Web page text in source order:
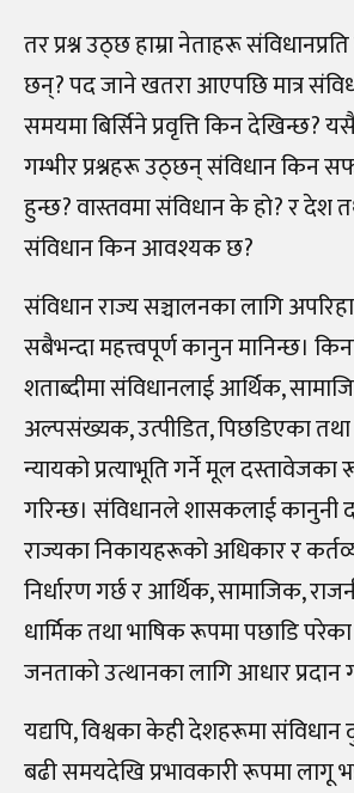
तर प्रश्न उठ्छ हाम्रा नेताहरू
छन्? पद जाने खतरा आएपछि मात्र
समयमा बिर्सिने प्रवृत्ति किन देखिन्छ?
गम्भीर प्रश्नहरू उठ्छन् संविधान
हुन्छ? वास्तवमा संविधान के हो? र देश
संविधान किन आवश्यक छ?
संविधान राज्य सञ्चालनका लागि
सबैभन्दा महत्त्वपूर्ण कानुन मानिन्छ।
शताब्दीमा संविधानलाई आर्थिक,
अल्पसंख्यक, उत्पीडित, पिछडिएका
न्यायको प्रत्याभूति गर्ने मूल
गरिन्छ। संविधानले शासकलाई कानुनी
राज्यका निकायहरूको अधिकार र
निर्धारण गर्छ र आर्थिक, सामाजिक,
धार्मिक तथा भाषिक रूपमा पछाडि
जनताको उत्थानका लागि आधार प्रदान
यद्यपि, विश्वका केही देशहरूमा संविधान
बढी समयदेखि प्रभावकारी रूपमा लागू